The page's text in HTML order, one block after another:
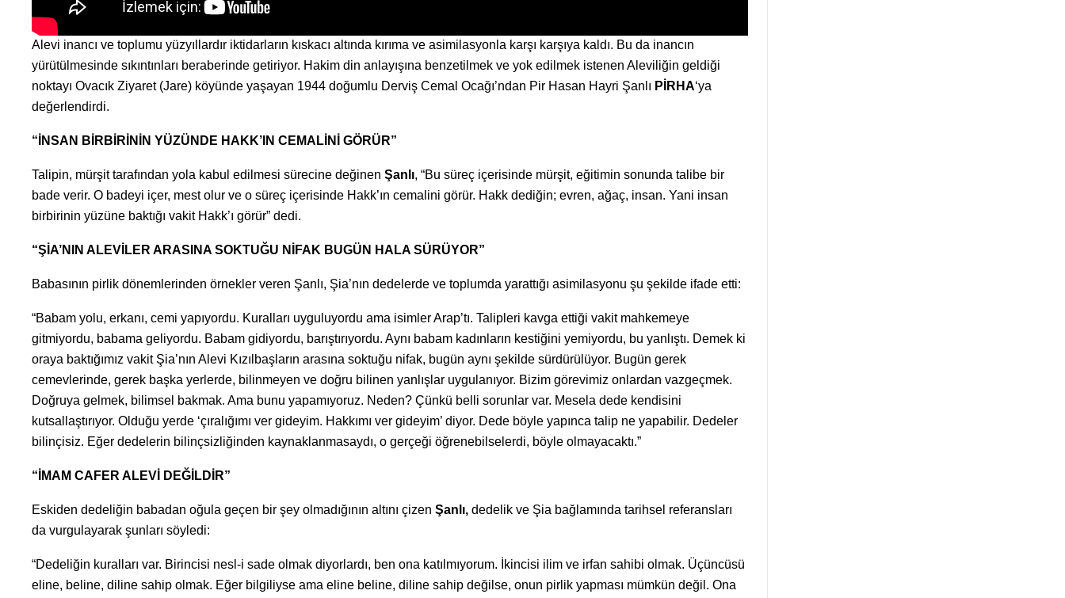
Alevi inancı ve toplumu yüzyıllardır iktidarların kıskacı altında kırıma ve asimilasyonla karşı karşıya kaldı. Bu da inancın
yürütülmesinde sıkıntınları beraberinde getiriyor. Hakim din anlayışına benzetilmek ve yok edilmek istenen Aleviliğin geldiği
noktayı Ovacık Ziyaret (Jare) köyünde yaşayan 1944 doğumlu Derviş Cemal Ocağı’ndan Pir Hasan Hayri Şanlı PİRHA‘ya
değerlendirdi.
“İNSAN BİRBİRİNİN YÜZÜNDE HAKK’IN CEMALİNİ GÖRÜR”
Talipin, mürşit tarafından yola kabul edilmesi sürecine değinen Şanlı, “Bu süreç içerisinde mürşit, eğitimin sonunda talibe bir
bade verir. O badeyi içer, mest olur ve o süreç içerisinde Hakk’ın cemalini görür. Hakk dediğin; evren, ağaç, insan. Yani insan
birbirinin yüzüne baktığı vakit Hakk’ı görür” dedi.
“ŞİA’NIN ALEVİLER ARASINA SOKTUĞU NİFAK BUGÜN HALA SÜRÜYOR”
Babasının pirlik dönemlerinden örnekler veren Şanlı, Şia’nın dedelerde ve toplumda yarattığı asimilasyonu şu şekilde ifade etti:
“Babam yolu, erkanı, cemi yapıyordu. Kuralları uyguluyordu ama isimler Arap’tı. Talipleri kavga ettiği vakit mahkemeye
gitmiyordu, babama geliyordu. Babam gidiyordu, barıştırıyordu. Aynı babam kadınların kestiğini yemiyordu, bu yanlıştı. Demek ki
oraya baktığımız vakit Şia’nın Alevi Kızılbaşların arasına soktuğu nifak, bugün aynı şekilde sürdürülüyor. Bugün gerek
cemevlerinde, gerek başka yerlerde, bilinmeyen ve doğru bilinen yanlışlar uygulanıyor. Bizim görevimiz onlardan vazgeçmek.
Doğruya gelmek, bilimsel bakmak. Ama bunu yapamıyoruz. Neden? Çünkü belli sorunlar var. Mesela dede kendisini
kutsallaştırıyor. Olduğu yerde ‘çıralığımı ver gideyim. Hakkımı ver gideyim’ diyor. Dede böyle yapınca talip ne yapabilir. Dedeler
bilinçisiz. Eğer dedelerin bilinçsizliğinden kaynaklanmasaydı, o gerçeği öğrenebilselerdi, böyle olmayacaktı.”
“İMAM CAFER ALEVİ DEĞİLDİR”
Eskiden dedeliğin babadan oğula geçen bir şey olmadığının altını çizen Şanlı,dedelik ve Şia bağlamında tarihsel referansları
da vurgulayarak şunları söyledi:
“Dedeliğin kuralları var. Birincisi nesl-i sade olmak diyorlardı, ben ona katılmıyorum. İkincisi ilim ve irfan sahibi olmak. Üçüncüsü
eline, beline, diline sahip olmak. Eğer bilgiliyse ama eline beline, diline sahip değilse, onun pirlik yapması mümkün değil. Ona